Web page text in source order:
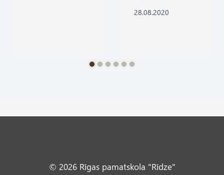
28.08.2020
© 2026 Rīgas pamatskola "Rīdze"